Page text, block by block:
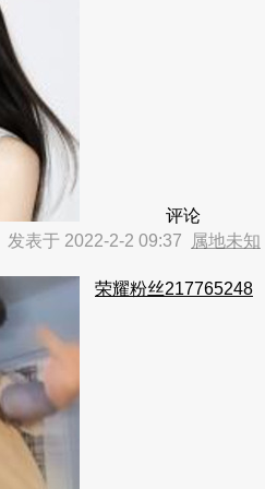
评论
发表于 2022-2-2 09:37 属地未知
荣耀粉丝217765248